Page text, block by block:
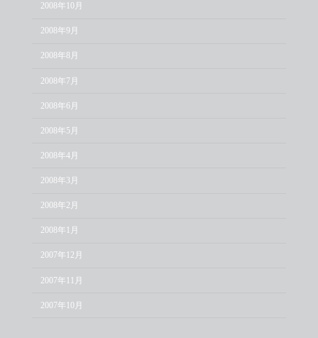
2008年10月
2008年9月
2008年8月
2008年7月
2008年6月
2008年5月
2008年4月
2008年3月
2008年2月
2008年1月
2007年12月
2007年11月
2007年10月